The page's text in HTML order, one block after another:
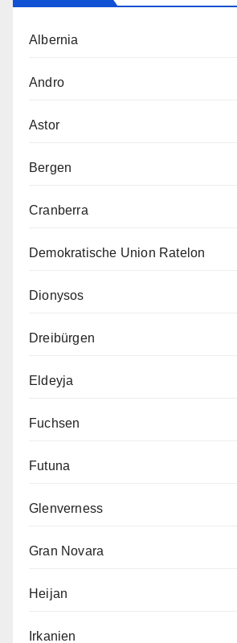
Albernia
Andro
Astor
Bergen
Cranberra
Demokratische Union Ratelon
Dionysos
Dreibürgen
Eldeyja
Fuchsen
Futuna
Glenverness
Gran Novara
Heijan
Irkanien